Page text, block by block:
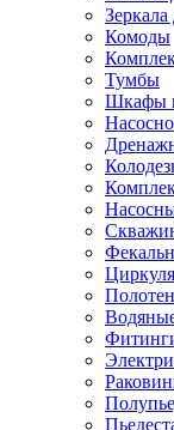
Комоды
Тумбы
Шкафы